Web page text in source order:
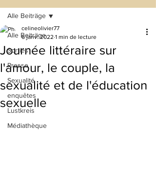
Alle Beiträge
Sorties
Presse
Sexualité
enquêtes
Lustkreis
Médiathèque
Alle Beiträge
Journée littéraire sur
l'amour, le couple, la
sexualité et de l'éducation
sexuelle
celineolivier77
6 janv. 2022 1 min de lecture